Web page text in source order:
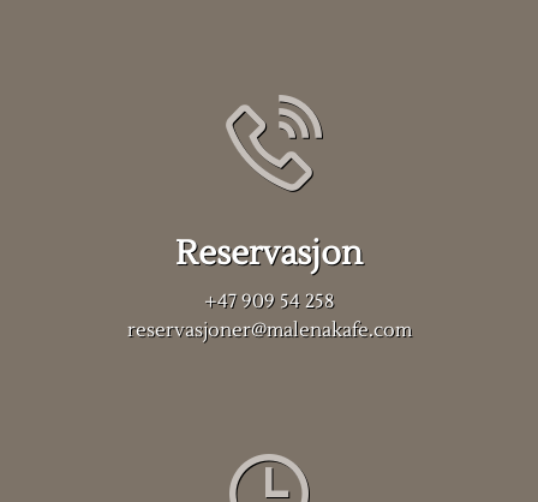
Reservasjon
+47 909 54 258
reservasjoner@malenakafe.com